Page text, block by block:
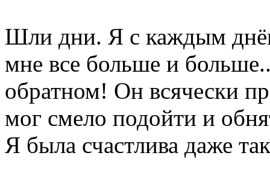
Шли дни. Я с каждым
мне все больше и
обратном! Он всячески
мог смело подойти и
Я была счастлива даже